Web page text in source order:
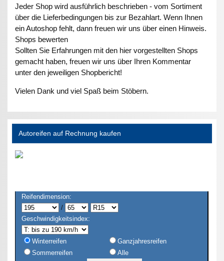
Jeder Shop wird ausführlich beschrieben - vom Sortiment
über die Lieferbedingungen bis zur Bezahlart. Wenn Ihnen
ein Autoshop fehlt, dann freuen wir uns über einen Hinweis.
Shops bewerten
Sollten Sie Erfahrungen mit den hier vorgestellten Shops
gemacht haben, freuen wir uns über Ihren Kommentar
unter den jeweiligen Shopbericht!
Vielen Dank und viel Spaß beim Stöbern.
Autoreifen auf Rechnung kaufen
Reifendimension:
/
Geschwindigkeitsindex:
Winterreifen
Ganzjahresreifen
Sommerreifen
Alle